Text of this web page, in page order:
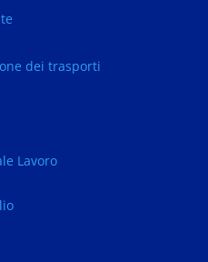
dei trasporti
Lavoro